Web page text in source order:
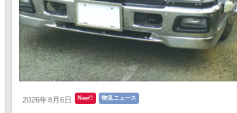
2026年8月6日 New!! 物流ニュース